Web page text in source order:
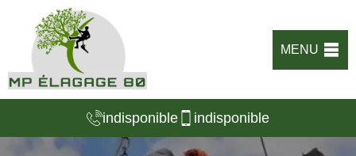
MENU
indisponible indisponible